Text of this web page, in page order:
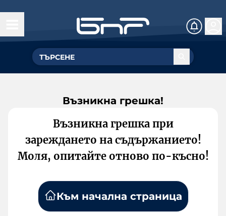
Възникна грешка!
Възникна грешка при
зареждането на съдържанието!
Моля, опитайте отново по-късно!
Към начална страница